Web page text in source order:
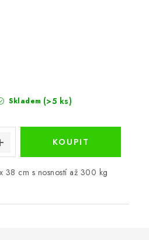
Skladem (>5 ks)
38 cm s nosností až 300 kg